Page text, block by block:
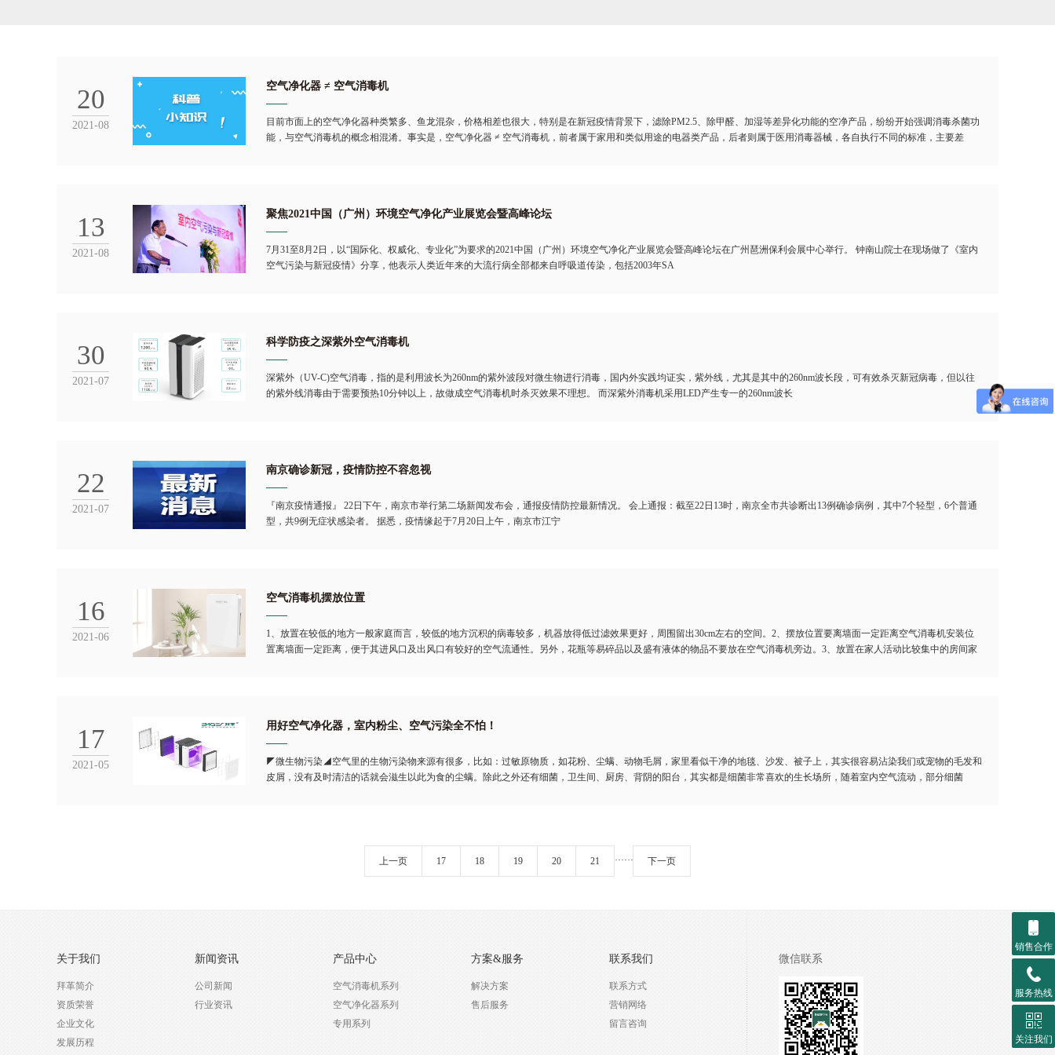
20
2021-08
空气净化器 ≠ 空气消毒机
目前市面上的空气净化器种类繁多、鱼龙混杂，价格相差也很大，特别是在新冠疫情背景下，滤除PM2.5、除甲醛、加湿等差异化功能的空净产品，纷纷开始强调消毒杀菌功
能，与空气消毒机的概念相混淆。事实是，空气净化器 ≠ 空气消毒机，前者属于家用和类似用途的电器类产品，后者则属于医用消毒器械，各自执行不同的标准，主要差
13
2021-08
聚焦2021中国（广州）环境空气净化产业展览会暨高峰论坛
7月31至8月2日，以“国际化、权威化、专业化”为要求的2021中国（广州）环境空气净化产业展览会暨高峰论坛在广州琶洲保利会展中心举行。 钟南山院士在现场做了《室内
空气污染与新冠疫情》分享，他表示人类近年来的大流行病全部都来自呼吸道传染，包括2003年SA
30
2021-07
科学防疫之深紫外空气消毒机
深紫外（UV-C)空气消毒，指的是利用波长为260nm的紫外波段对微生物进行消毒，国内外实践均证实，紫外线，尤其是其中的260nm波长段，可有效杀灭新冠病毒，但以往
的紫外线消毒由于需要预热10分钟以上，故做成空气消毒机时杀灭效果不理想。 而深紫外消毒机采用LED产生专一的260nm波长
22
2021-07
南京确诊新冠，疫情防控不容忽视
『南京疫情通报』 22日下午，南京市举行第二场新闻发布会，通报疫情防控最新情况。 会上通报：截至22日13时，南京全市共诊断出13例确诊病例，其中7个轻型，6个普通
型，共9例无症状感染者。 据悉，疫情缘起于7月20日上午，南京市江宁
16
2021-06
空气消毒机摆放位置
1、放置在较低的地方一般家庭而言，较低的地方沉积的病毒较多，机器放得低过滤效果更好，周围留出30cm左右的空间。2、摆放位置要离墙面一定距离空气消毒机安装位
置离墙面一定距离，便于其进风口及出风口有较好的空气流通性。另外，花瓶等易碎品以及盛有液体的物品不要放在空气消毒机旁边。3、放置在家人活动比较集中的房间家
17
2021-05
用好空气净化器，室内粉尘、空气污染全不怕！
◤微生物污染◢空气里的生物污染物来源有很多，比如：过敏原物质，如花粉、尘螨、动物毛屑，家里看似干净的地毯、沙发、被子上，其实很容易沾染我们或宠物的毛发和
皮屑，没有及时清洁的话就会滋生以此为食的尘螨。除此之外还有细菌，卫生间、厨房、背阴的阳台，其实都是细菌非常喜欢的生长场所，随着室内空气流动，部分细菌
上一页 ···
17 18 19 20 21 ··· 下一页
关于我们
拜革简介
资质荣誉
企业文化
发展历程
新闻资讯
公司新闻
行业资讯
产品中心
空气消毒机系列
空气净化器系列
专用系列
方案&服务
解决方案
售后服务
联系我们
联系方式
营销网络
留言咨询
微信联系
销售合作
服务热线
关注我们